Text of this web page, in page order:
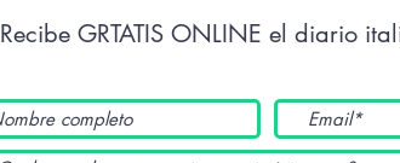
Recibe GRTATIS ONLINE el diario